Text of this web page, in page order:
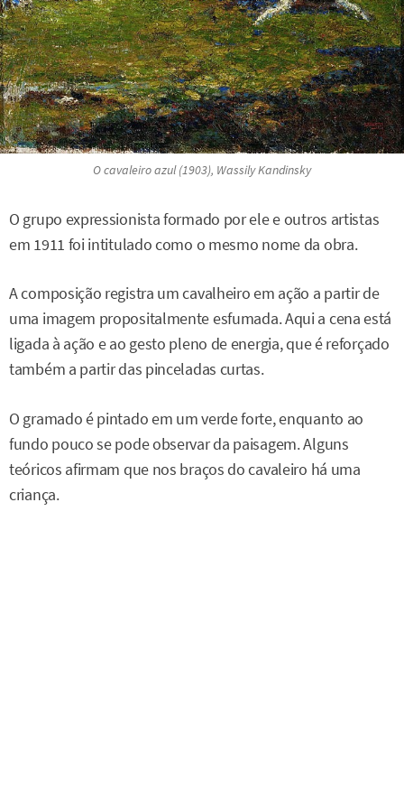
O cavaleiro azul(1903), Wassily Kandinsky
O grupo expressionista formado por ele e outros artistas
em 1911 foi intitulado como o mesmo nome da obra.
A composição registra um cavalheiro em ação a partir de
uma imagem propositalmente esfumada. Aqui a cena está
ligada à ação e ao gesto pleno de energia, que é reforçado
também a partir das pinceladas curtas.
O gramado é pintado em um verde forte, enquanto ao
fundo pouco se pode observar da paisagem. Alguns
teóricos afirmam que nos braços do cavaleiro há uma
criança.